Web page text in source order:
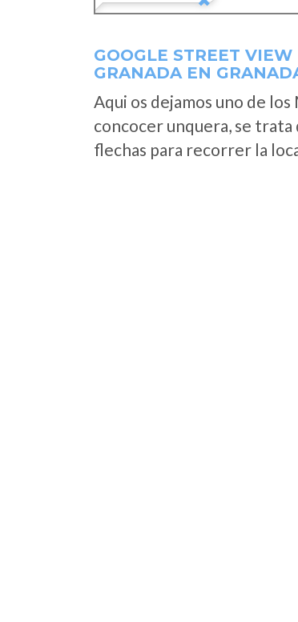
GOOGLE STREET
GRANADA EN
Aqui os dejamos uno de los
concocer unquera, se trata
flechas para recorrer la